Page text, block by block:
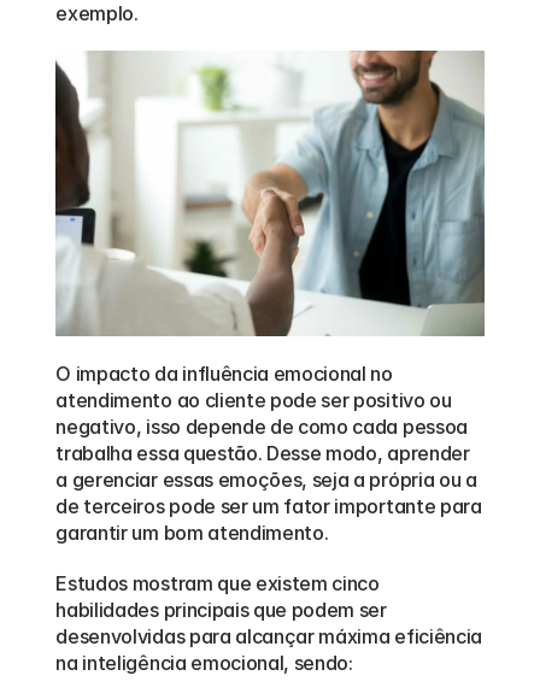
exemplo.
O impacto da influência emocional no
atendimento ao cliente pode ser positivo ou
negativo, isso depende de como cada pessoa
trabalha essa questão. Desse modo, aprender
a gerenciar essas emoções, seja a própria ou a
de terceiros pode ser um fator importante para
garantir um bom atendimento.
Estudos mostram que existem cinco
habilidades principais que podem ser
desenvolvidas para alcançar máxima eficiência
na inteligência emocional, sendo: